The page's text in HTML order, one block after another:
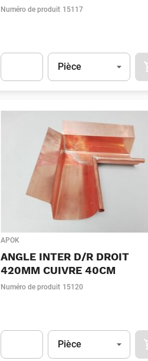
Numéro de produit 15117
Unité
Pièce
APOK
ANGLE INTER D/R DROIT
420MM CUIVRE 40CM
Numéro de produit 15120
Unité
Pièce